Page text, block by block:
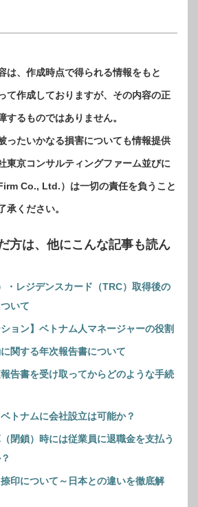
は、作成時点で得られる情報をもと
て作成しておりますが、その内容の正
するものではありません。
ったいかなる損害についても情報提供
東京コンサルティングファーム並びに
Co., Ltd.）は一切の責任を負うこと
承ください。
方は、他にこんな記事も読ん
・レジデンスカード（TRC）取得後の
いて
ション】ベトナム人マネージャーの役割
関する年次報告書について
報告書を受け取ってからどのような手続
トナムに会社設立は可能か？
閉鎖）時には従業員に退職金を支払う
印について～日本との違いを徹底解